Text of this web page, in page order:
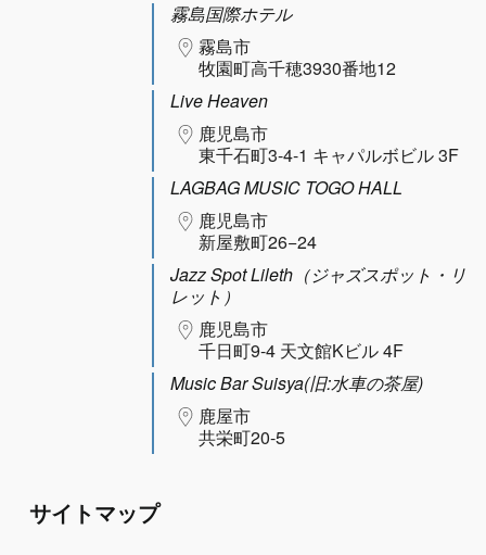
霧島国際ホテル
霧島市
牧園町高千穂3930番地12
Live Heaven
鹿児島市
東千石町3-4-1 キャパルボビル 3F
LAGBAG MUSIC TOGO HALL
鹿児島市
新屋敷町26−24
Jazz Spot Lileth（ジャズスポット・リ
レット）
鹿児島市
千日町9-4 天文館Kビル 4F
Music Bar Suisya(旧:水車の茶屋)
鹿屋市
共栄町20-5
サイトマップ